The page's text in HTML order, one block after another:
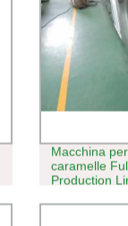
Macchina
caramelle
Production